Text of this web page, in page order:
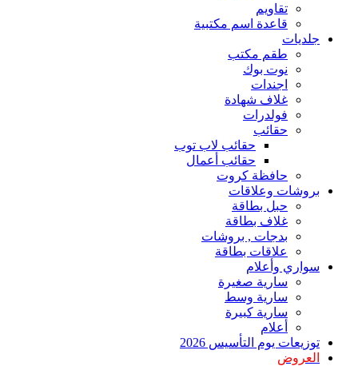
تقاويم
قاعدة اسم مكتبية
جلديات
طقم مكتب
نوت بوك
اجندات
غلاف شهادة
فولدرات
حقائب
حقائب لاب توب
حقائب أعمال
حافظة كروت
بروشات وعلاقات
حبل بطاقة
غلاف بطاقة
بدجات , بروشات
علاقات بطاقة
سواري وأعلام
سارية صغيرة
سارية وسط
سارية كبيرة
أعلام
توزيعات يوم التأسيس 2026
العروض